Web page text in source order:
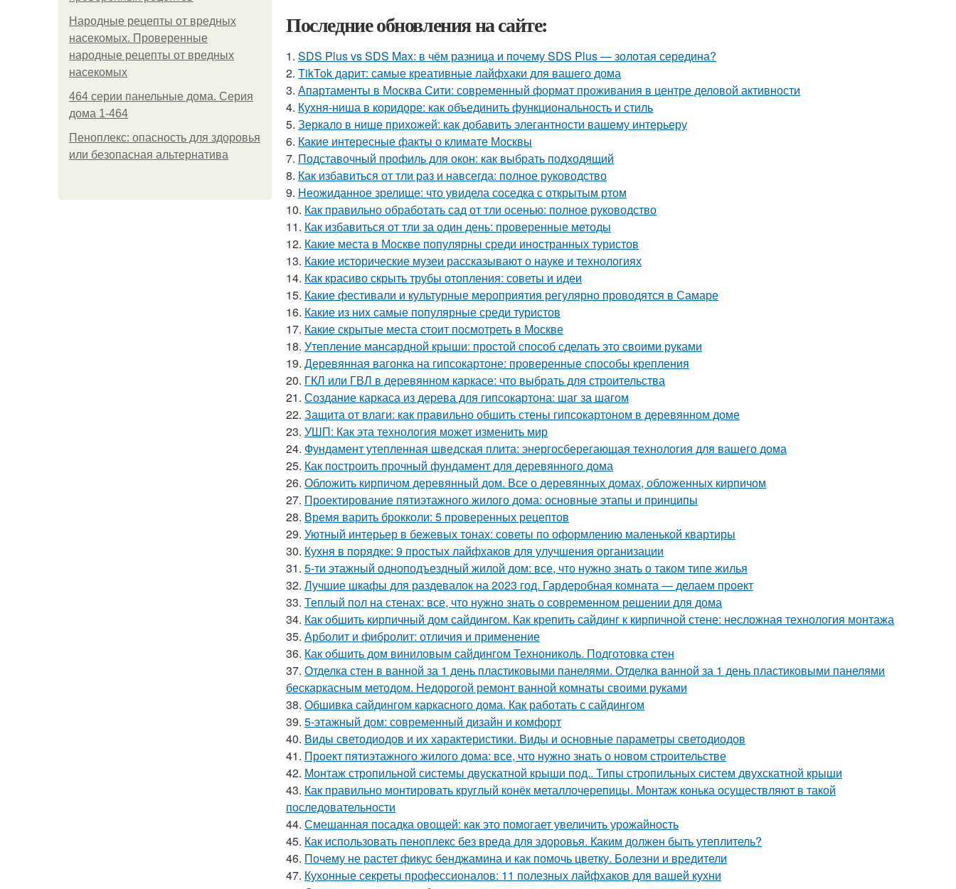
Народные рецепты от вредных
насекомых. Проверенные
народные рецепты от вредных
насекомых
464 серии панельные дома. Серия
дома 1-464
Пеноплекс: опасность для здоровья
или безопасная альтернатива
Последние обновления на сайте:
1. SDS Plus vs SDS Max: в чём разница и почему SDS Plus — золотая середина?
2. TikTok дарит: самые креативные лайфхаки для вашего дома
3. Апартаменты в Москва Сити: современный формат проживания в центре деловой активности
4. Кухня-ниша в коридоре: как объединить функциональность и стиль
5. Зеркало в нише прихожей: как добавить элегантности вашему интерьеру
6. Какие интересные факты о климате Москвы
7. Подставочный профиль для окон: как выбрать подходящий
8. Как избавиться от тли раз и навсегда: полное руководство
9. Неожиданное зрелище: что увидела соседка с открытым ртом
10. Как правильно обработать сад от тли осенью: полное руководство
11. Как избавиться от тли за один день: проверенные методы
12. Какие места в Москве популярны среди иностранных туристов
13. Какие исторические музеи рассказывают о науке и технологиях
14. Как красиво скрыть трубы отопления: советы и идеи
15. Какие фестивали и культурные мероприятия регулярно проводятся в Самаре
16. Какие из них самые популярные среди туристов
17. Какие скрытые места стоит посмотреть в Москве
18. Утепление мансардной крыши: простой способ сделать это своими руками
19. Деревянная вагонка на гипсокартоне: проверенные способы крепления
20. ГКЛ или ГВЛ в деревянном каркасе: что выбрать для строительства
21. Создание каркаса из дерева для гипсокартона: шаг за шагом
22. Защита от влаги: как правильно обшить стены гипсокартоном в деревянном доме
23. УШП: Как эта технология может изменить мир
24. Фундамент утепленная шведская плита: энергосберегающая технология для вашего дома
25. Как построить прочный фундамент для деревянного дома
26. Обложить кирпичом деревянный дом. Все о деревянных домах, обложенных кирпичом
27. Проектирование пятиэтажного жилого дома: основные этапы и принципы
28. Время варить брокколи: 5 проверенных рецептов
29. Уютный интерьер в бежевых тонах: советы по оформлению маленькой квартиры
30. Кухня в порядке: 9 простых лайфхаков для улучшения организации
31. 5-ти этажный одноподъездный жилой дом: все, что нужно знать о таком типе жилья
32. Лучшие шкафы для раздевалок на 2023 год. Гардеробная комната — делаем проект
33. Теплый пол на стенах: все, что нужно знать о современном решении для дома
34. Как обшить кирпичный дом сайдингом. Как крепить сайдинг к кирпичной стене: несложная технология монтажа
35. Арболит и фибролит: отличия и применение
36. Как обшить дом виниловым сайдингом Технониколь. Подготовка стен
37. Отделка стен в ванной за 1 день пластиковыми панелями. Отделка ванной за 1 день пластиковыми панелями
бескаркасным методом. Недорогой ремонт ванной комнаты своими руками
38. Обшивка сайдингом каркасного дома. Как работать с сайдингом
39. 5-этажный дом: современный дизайн и комфорт
40. Виды светодиодов и их характеристики. Виды и основные параметры светодиодов
41. Проект пятиэтажного жилого дома: все, что нужно знать о новом строительстве
42. Монтаж стропильной системы двускатной крыши под.. Типы стропильных систем двухскатной крыши
43. Как правильно монтировать круглый конёк металлочерепицы. Монтаж конька осуществляют в такой
последовательности
44. Смешанная посадка овощей: как это помогает увеличить урожайность
45. Как использовать пеноплекс без вреда для здоровья. Каким должен быть утеплитель?
46. Почему не растет фикус бенджамина и как помочь цветку. Болезни и вредители
47. Кухонные секреты профессионалов: 11 полезных лайфхаков для вашей кухни